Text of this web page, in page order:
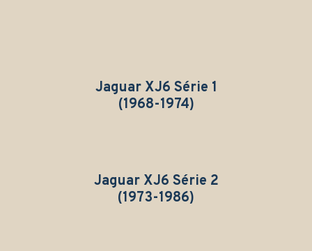
Jaguar XJ6 Série 1
(1968-1974)
Jaguar XJ6 Série 2
(1973-1986)